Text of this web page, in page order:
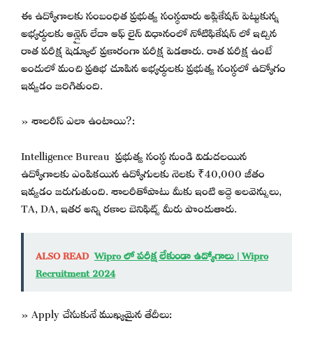
ఈ ఉద్యోగాలకు సంబంధిత ప్రభుత్వ సంస్థవారు అప్లికేషన్ పెట్టుకున్న
అభ్యర్థులకు ఆన్లైన్ లేదా ఆఫ్ లైన్ విధానంలో నోటిఫికేషన్ లో ఇచ్చిన
రాత పరీక్ష షెడ్యూల్ ప్రకారంగా పరీక్ష పెడతారు. రాత పరీక్ష ఉంటే
అందులో మంచి ప్రతిభ చూపిన అభ్యర్థులకు ప్రభుత్వ సంస్థలో ఉద్యోగం
ఇవ్వడం జరిగితుంది.
» శాలరీస్ ఎలా ఉంటాయి?:
Intelligence Bureau ప్రభుత్వ సంస్థ నుండి విడుదలయిన
ఉద్యోగాలకు ఎంపికయిన ఉద్యోగులకు నెలకు ₹40,000 జీతం
ఇవ్వడం జరుగుతుంది. శాలరీతోపాటు మీకు ఇంటి అద్దె అలవెన్సులు,
TA, DA, ఇతర అన్ని రకాల బెనిఫిట్స్ మీరు పొందుతారు.
ALSO READ Wipro లో పరీక్ష లేకుండా ఉద్యోగాలు | Wipro
Recruitment 2024
» Apply చేసుకునే ముఖ్యమైన తేదీలు: